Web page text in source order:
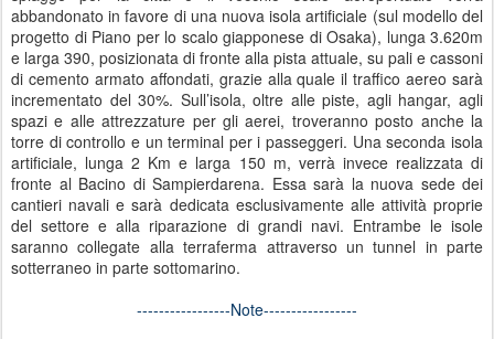
abbandonato in favore di una nuova isola artificiale (sul modello del
progetto di Piano per lo scalo giapponese di Osaka), lunga 3.620m
e larga 390, posizionata di fronte alla pista attuale, su pali e cassoni
di cemento armato affondati, grazie alla quale il traffico aereo sarà
incrementato del 30%. Sull’isola, oltre alle piste, agli hangar, agli
spazi e alle attrezzature per gli aerei, troveranno posto anche la
torre di controllo e un terminal per i passeggeri. Una seconda isola
artificiale, lunga 2 Km e larga 150 m, verrà invece realizzata di
fronte al Bacino di Sampierdarena. Essa sarà la nuova sede dei
cantieri navali e sarà dedicata esclusivamente alle attività proprie
del settore e alla riparazione di grandi navi. Entrambe le isole
saranno collegate alla terraferma attraverso un tunnel in parte
sotterraneo in parte sottomarino.
-----------------Note-----------------